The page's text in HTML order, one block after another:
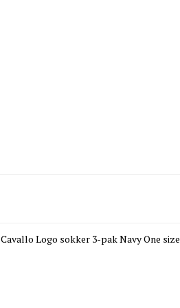
Cavallo Logo sokker 3-pak Navy One size